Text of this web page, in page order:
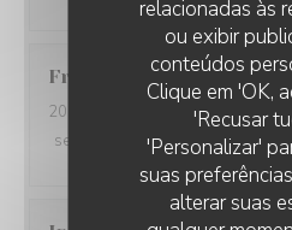
relacionadas às
ou exibir
conteúdos
Clique em 'OK,
'Recusar
'Personalizar'
suas
alterar suas
Françoise A
2026-07-12
- 12:00 - guests 3
service
ambience: 5/5 menu